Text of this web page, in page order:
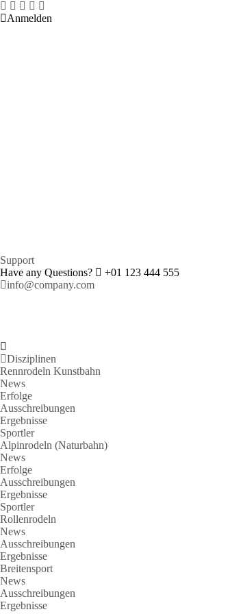
Anmelden
Support
Have any Questions?
+01 123 444 555
info@company.com
Disziplinen
Rennrodeln Kunstbahn
News
Erfolge
Ausschreibungen
Ergebnisse
Sportler
Alpinrodeln (Naturbahn)
News
Erfolge
Ausschreibungen
Ergebnisse
Sportler
Rollenrodeln
News
Ausschreibungen
Ergebnisse
Breitensport
News
Ausschreibungen
Ergebnisse